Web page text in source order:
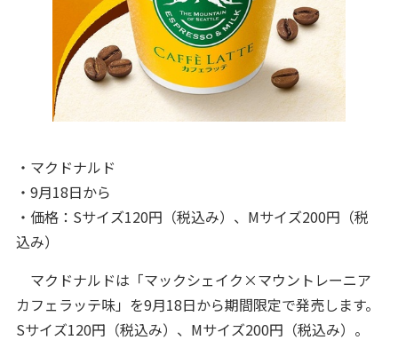
・マクドナルド
・9月18日から
・価格：Sサイズ120円（税込み）、Mサイズ200円（税
込み）
マクドナルドは「マックシェイク×マウントレーニア
カフェラッテ味」を9月18日から期間限定で発売します。
Sサイズ120円（税込み）、Mサイズ200円（税込み）。